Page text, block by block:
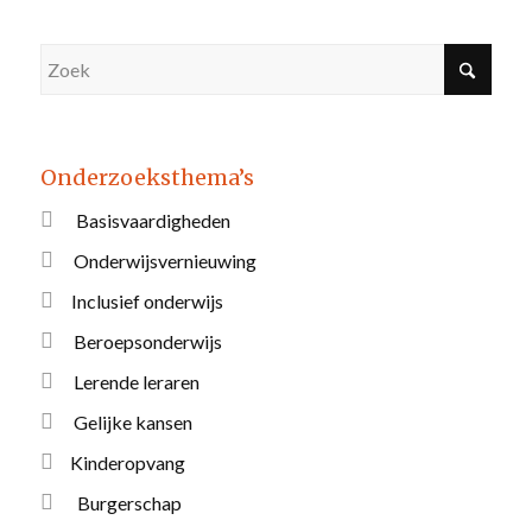
Onderzoeksthema’s
Basisvaardigheden
Onderwijsvernieuwing
Inclusief onderwijs
Beroepsonderwijs
Lerende leraren
Gelijke kansen
Kinderopvang
Burgerschap